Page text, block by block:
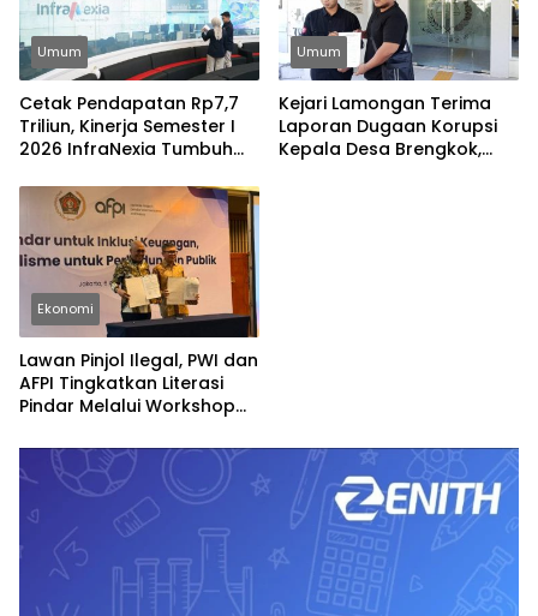
Umum
Cetak Pendapatan Rp7,7
Triliun, Kinerja Semester I
2026 InfraNexia Tumbuh
Saing Industri Digital
Umum
Kejari Lamongan Terima
Laporan Dugaan Korupsi
Kepala Desa Brengkok,
Ekonomi
Lawan Pinjol Ilegal, PWI dan
AFPI Tingkatkan Literasi
Pindar Melalui Workshop